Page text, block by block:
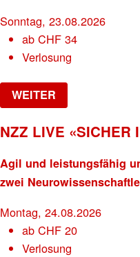
Sonntag, 23.08.2026
abCHF 34
Verlosung
WEITER
NZZ LIVE «SICHER
Agil und leistungsfähig
zwei
Montag, 24.08.2026
abCHF 20
Verlosung